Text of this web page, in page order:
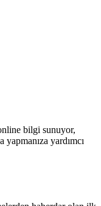
bilgi sunuyor,
yardımcı